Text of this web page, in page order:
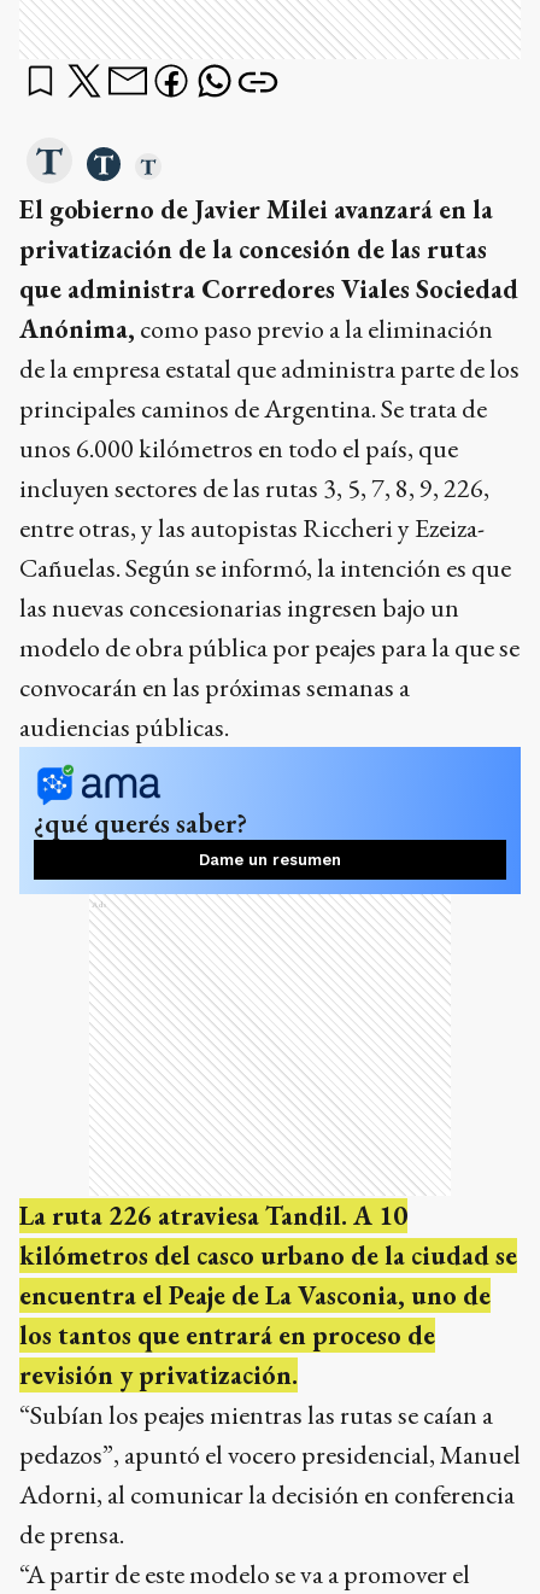
El gobierno de Javier Milei avanzará en la
privatización de la concesión de las rutas
que administra Corredores Viales Sociedad
Anónima, como paso previo a la eliminación
de la empresa estatal que administra parte de los
principales caminos de Argentina. Se trata de
unos 6.000 kilómetros en todo el país, que
incluyen sectores de las rutas 3, 5, 7, 8, 9, 226,
entre otras, y las autopistas Riccheri y Ezeiza-
Cañuelas. Según se informó, la intención es que
las nuevas concesionarias ingresen bajo un
modelo de obra pública por peajes para la que se
convocarán en las próximas semanas a
audiencias públicas.
¿qué querés saber?
Dame un resumen
Ads
La ruta 226 atraviesa Tandil. A 10
kilómetros del casco urbano de la ciudad se
encuentra el Peaje de La Vasconia, uno de
los tantos que entrará en proceso de
revisión y privatización.
“Subían los peajes mientras las rutas se caían a
pedazos”, apuntó el vocero presidencial, Manuel
Adorni, al comunicar la decisión en conferencia
de prensa.
“A partir de este modelo se va a promover el